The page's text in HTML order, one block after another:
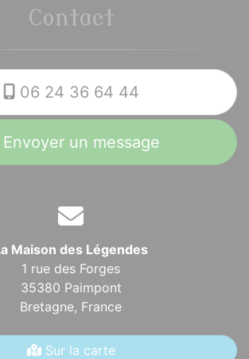
Contact
06 24 36 64 44
un message
Maison des Légendes
1 rue des Forges
35380 Paimpont
Bretagne, France
Sur la carte